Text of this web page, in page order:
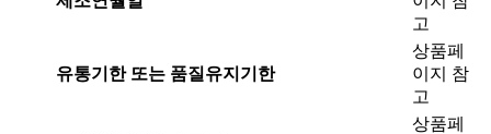
고
유통기한 또는 품질유지기한
상품페
이지 참
고
상품페